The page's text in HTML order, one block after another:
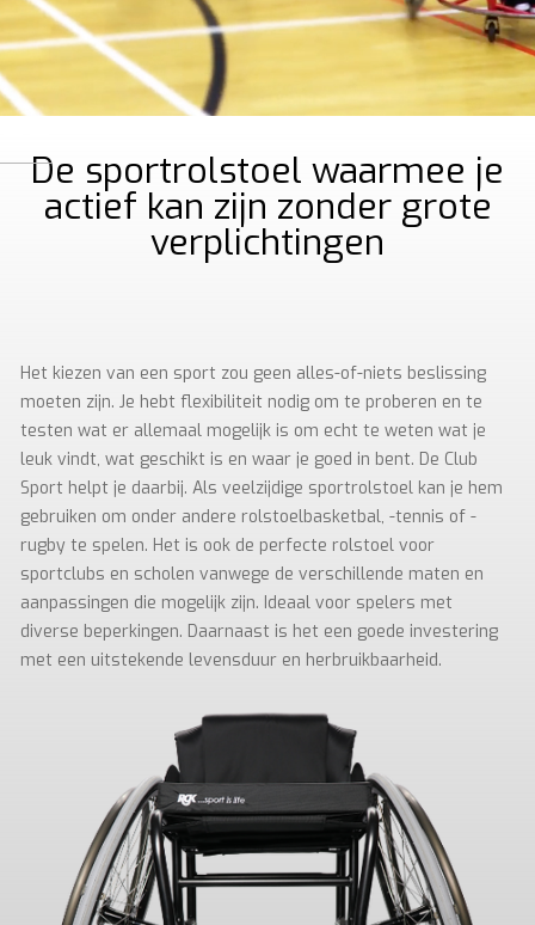
De sportrolstoel waarmee je
actief kan zijn zonder grote
verplichtingen
Het kiezen van een sport zou geen alles-of-niets beslissing
moeten zijn. Je hebt flexibiliteit nodig om te proberen en te
testen wat er allemaal mogelijk is om echt te weten wat je
leuk vindt, wat geschikt is en waar je goed in bent. De Club
Sport helpt je daarbij. Als veelzijdige sportrolstoel kan je hem
gebruiken om onder andere rolstoelbasketbal, -tennis of -
rugby te spelen. Het is ook de perfecte rolstoel voor
sportclubs en scholen vanwege de verschillende maten en
aanpassingen die mogelijk zijn. Ideaal voor spelers met
diverse beperkingen. Daarnaast is het een goede investering
met een uitstekende levensduur en herbruikbaarheid.